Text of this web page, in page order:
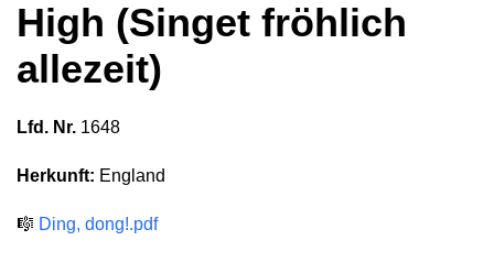
High (Singet fröhlich
allezeit)
Lfd. Nr. 1648
Herkunft: England
🎼 Ding, dong!.pdf